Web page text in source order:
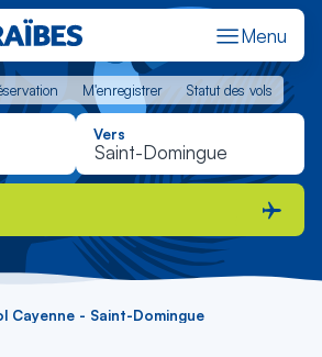
Menu
M'enregistrer Statut des vols
M'enregistrer Statut des vols
Vers
Cayenne - Saint-Domingue